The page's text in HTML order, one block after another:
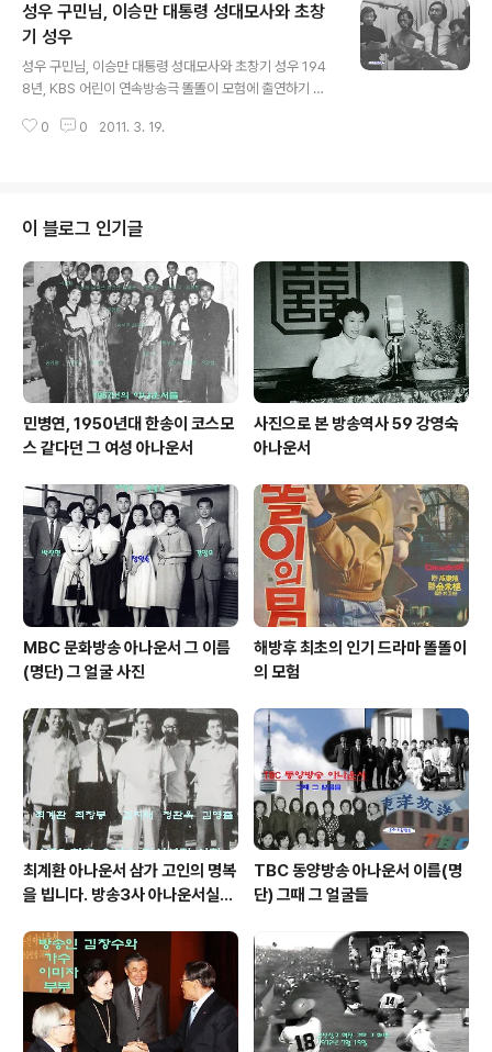
송될 예정이었다. 방송을 앞두고 금요일인가 오전에 연습
이 시작되었다. 연출계장이기도 한 작가는 대담하게 신인
들을 주연에 기용했다. 김소원, 김수일, 심영식, 윤미림의
한자이름 들이 적힌 배역표가 연출계 입구 쪽에 붙어 있었
다. 그 이전, 미국무부초청 으로6개월간 미국방송계를 시
찰하고 오신 귀국 환영회식 자리에서 작가님은 미리 나한
성우 구민님, 이승만 대통령 성대모사와 초창
기 성우
성우 구민님, 이승만 대통령 성대모사와 초창기 성우 194
8년, KBS 어린이 연속방송극 똘똘이 모험에 출연하기 시
기가 넘는 세월, 국민들에게 친근한 목소리로 다가 왔습니
0 0 2011. 3. 19.
이 블로그 인기글
민병연, 1950년대 한송이 코스모
스 같다던 그 여성 아나운서
사진으로 본 방송역사 59 강영숙
아나운서
MBC 문화방송 아나운서 그 이름
(명단) 그 얼굴 사진
해방후 최초의 인기 드라마 똘똘이
의 모험
최계환 아나운서 삼가 고인의 명복
을 빕니다. 방송3사 아나운서실장
TBC 동양방송 아나운서 이름(명
단) 그때 그 얼굴들